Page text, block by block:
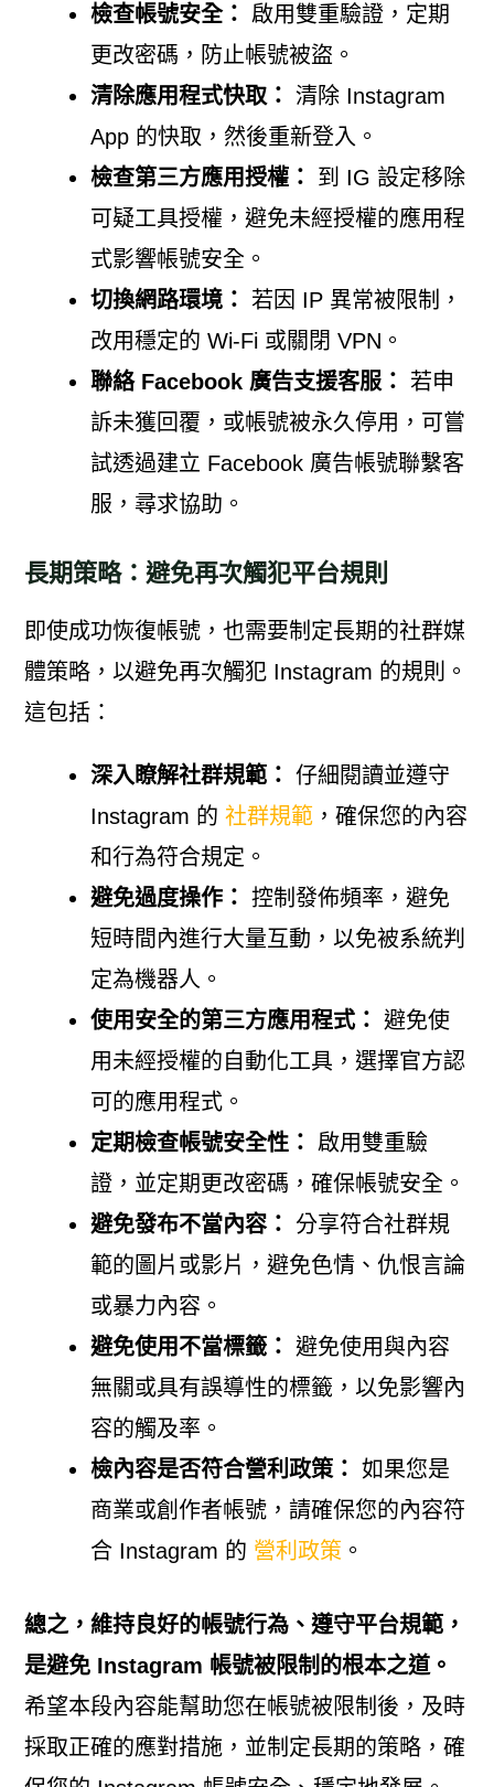
檢查帳號安全：
啟用雙重驗證，定期
更改密碼，防止帳號被盜。
清除應用程式快取： 清除 Instagram
App 的快取，然後重新登入。
檢查第三方應用授權：
到 IG 設定移除
可疑工具授權，避免未經授權的應用程
式影響帳號安全。
切換網路環境： 若因 IP 異常被限制，
改用穩定的 Wi-Fi 或關閉 VPN。
聯絡 Facebook 廣告支援客服： 若申
訴未獲回覆，或帳號被永久停用，可嘗
試透過建立 Facebook 廣告帳號聯繫客
服，尋求協助。
長期策略：避免再次觸犯平台規則
即使成功恢復帳號，也需要制定長期的社群媒
體策略，以避免再次觸犯 Instagram 的規則。
這包括：
深入瞭解社群規範： 仔細閱讀並遵守
Instagram 的 社群規範，確保您的內容
和行為符合規定。
避免過度操作： 控制發佈頻率，避免
短時間內進行大量互動，以免被系統判
定為機器人。
使用安全的第三方應用程式：
避免使
用未經授權的自動化工具，選擇官方認
可的應用程式。
定期檢查帳號安全性：
啟用雙重驗
證，並定期更改密碼，確保帳號安全。
避免發布不當內容：
分享符合社群規
範的圖片或影片，避免色情、仇恨言論
或暴力內容。
避免使用不當標籤：
避免使用與內容
無關或具有誤導性的標籤，以免影響內
容的觸及率。
檢內容是否符合營利政策： 如果您是
商業或創作者帳號，請確保您的內容符
合 Instagram 的 營利政策 。
總之，維持良好的帳號行為、遵守平台規範，
是避免 Instagram 帳號被限制的根本之道。
希望本段內容能幫助您在帳號被限制後，及時
採取正確的應對措施，並制定長期的策略，確